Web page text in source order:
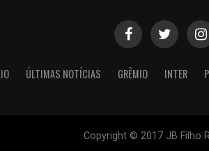
ÚLTIMAS NOTÍCIAS GRÊMIO INTER
Copyright © 2017 JB Filho